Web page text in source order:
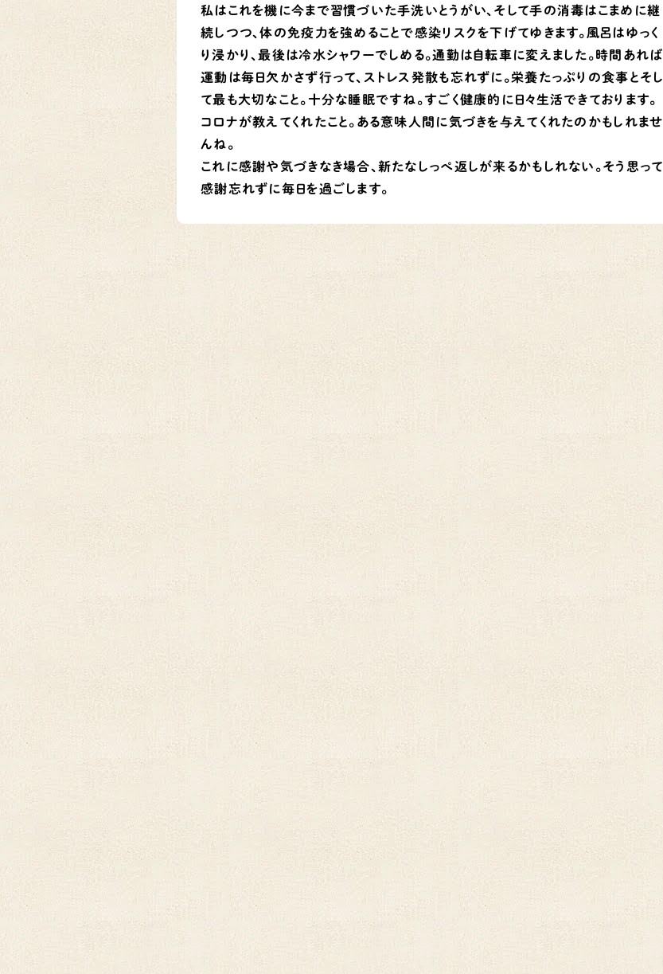
私はこれを機に今まで習慣づいた手洗いとうがい、そして手の消毒はこまめに継
続しつつ、体の免疫力を強めることで感染リスクを下げてゆきます。風呂はゆっく
り浸かり、最後は冷水シャワーでしめる。通勤は自転車に変えました。時間あれば
運動は毎日欠かさず行って、ストレス発散も忘れずに。栄養たっぷりの食事とそし
て最も大切なこと。十分な睡眠ですね。すごく健康的に日々生活できております。
コロナが教えてくれたこと。ある意味人間に気づきを与えてくれたのかもしれませ
んね。
これに感謝や気づきなき場合、新たなしっぺ返しが来るかもしれない。そう思って
感謝忘れずに毎日を過ごします。